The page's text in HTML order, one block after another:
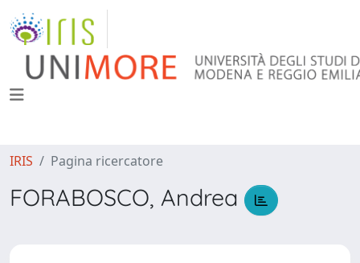
IRIS Pagina ricercatore
FORABOSCO, Andrea